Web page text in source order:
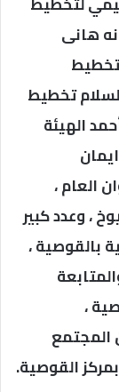
هانى
تخطيط
الهيئة
العام ،
، وعدد كبير
بالقوصية ،
،
المجتمع
القوصية.